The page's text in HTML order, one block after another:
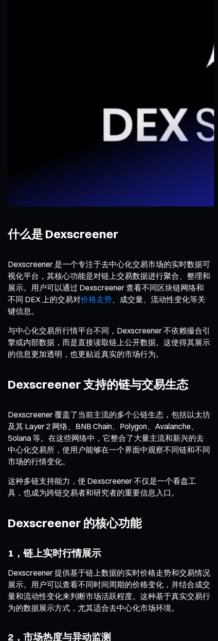
什么是 Dexscreener
Dexscreener 是一个专注于去中心化交易市场的实时数据可
视化平台，其核心功能是对链上交易数据进行聚合、整理和
展示。用户可以通过 Dexscreener 查看不同区块链网络和
不同 DEX 上的交易对价格走势 、成交量、流动性变化等关
键信息。
与中心化交易所行情平台不同，Dexscreener 不依赖撮合引
擎或内部数据，而是直接读取链上公开数据。这使得其展示
的信息更加透明，也更贴近真实的市场行为。
Dexscreener 支持的链与交易生态
Dexscreener 覆盖了当前主流的多个公链生态，包括以太坊
及其 Layer 2 网络、BNB Chain、Polygon、Avalanche、
Solana 等。在这些网络中，它整合了大量主流和新兴的去
中心化交易所，使用户能够在一个界面中观察不同链和不同
市场的行情变化。
这种多链支持能力，使 Dexscreener 不仅是一个看盘工
具，也成为跨链交易者和研究者的重要信息入口。
Dexscreener 的核心功能
1，链上实时行情展示
Dexscreener 提供基于链上数据的实时价格走势和交易情况
展示。用户可以查看不同时间周期的价格变化，并结合成交
量和流动性变化来判断市场活跃程度。这种基于真实交易行
为的数据展示方式，尤其适合去中心化市场环境。
2，市场热度与异动监测